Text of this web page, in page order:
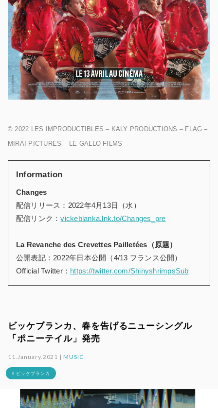
© 2022 LES IMPRODUCTIBLES – KALY PRODUCTIONS – FLAG –
MIRAI PICTURES – LE GALLO FILMS
Information
Changes
配信リリース：2022年4月13日（水）
配信リンク：vickeblanka.lnk.to/Changes_pre
La Revanche des Crevettes Pailletées（原題）
公開表記：2022年日本公開（4/13 フランス公開）
Official Twitter： https://twitter.com/ShinyshrimpsSub
ビッケブランカ、春を告げるニューシングル
「ポニーテイル」発売
11.January.2021 |MUSIC
# ビッケブランカ